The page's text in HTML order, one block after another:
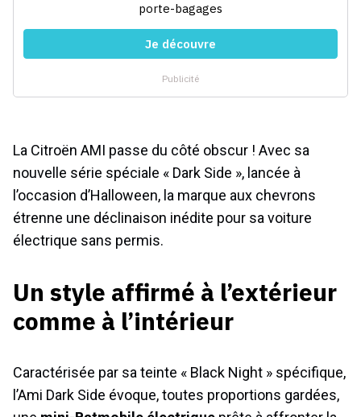
La Citroën AMI passe du côté obscur ! Avec sa
nouvelle série spéciale « Dark Side », lancée à
l’occasion d’Halloween, la marque aux chevrons
étrenne une déclinaison inédite pour sa voiture
électrique sans permis.
Un style affirmé à l’extérieur
comme à l’intérieur
Caractérisée par sa teinte « Black Night » spécifique,
l’Ami Dark Side évoque, toutes proportions gardées,